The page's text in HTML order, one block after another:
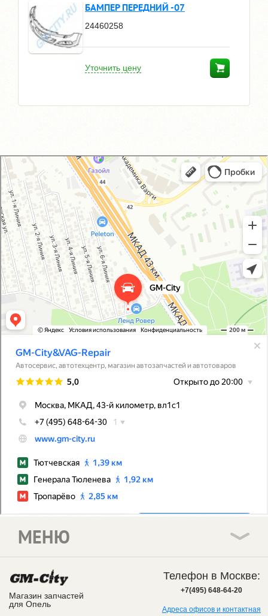
БАМПЕР ПЕРЕДНИЙ -07
24460258
Уточнить цену
GM-City&VAG-Repair
Автосервис, автотехцентр в Москве
Магазин автозапчастей и автотоваров в Москве
Магазин запчастей
для Опель
МЕНЮ
Телефон в Москве:
+7(495) 648-64-20
Адреса офисов и контактная